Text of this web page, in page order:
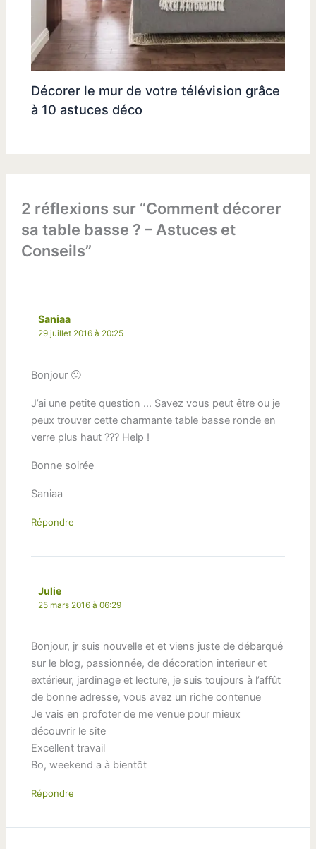
Décorer le mur de votre télévision grâce
à 10 astuces déco
2 réflexions sur “Comment décorer
sa table basse ? – Astuces et
Conseils”
Saniaa
29 juillet 2016 à 20:25
Bonjour 🙂
J’ai une petite question … Savez vous peut être ou je
peux trouver cette charmante table basse ronde en
verre plus haut ??? Help !
Bonne soirée
Saniaa
Répondre
Julie
25 mars 2016 à 06:29
Bonjour, jr suis nouvelle et et viens juste de débarqué
sur le blog, passionnée, de décoration interieur et
extérieur, jardinage et lecture, je suis toujours à l’affût
de bonne adresse, vous avez un riche contenue
Je vais en profoter de me venue pour mieux
découvrir le site
Excellent travail
Bo, weekend a à bientôt
Répondre